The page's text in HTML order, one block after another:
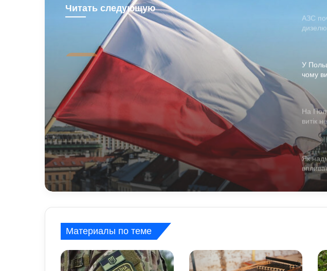
Читать следующую
2 дні ago
У Польщі знову побили
українців: чому випадків
агресії стає більше та що
про це говорять експерти
дизелю
кого
У
чому
що про
На
витік
що вже
Як
ризики
стало
Материалы по теме